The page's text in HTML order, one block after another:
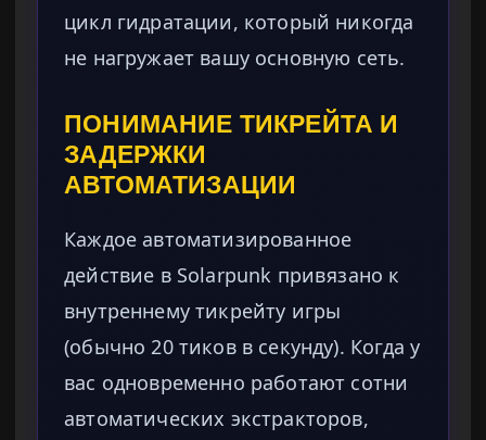
цикл гидратации, который никогда
не нагружает вашу основную сеть.
ПОНИМАНИЕ ТИКРЕЙТА И
ЗАДЕРЖКИ
АВТОМАТИЗАЦИИ
Каждое автоматизированное
действие в Solarpunk привязано к
внутреннему тикрейту игры
(обычно 20 тиков в секунду). Когда у
вас одновременно работают сотни
автоматических экстракторов,